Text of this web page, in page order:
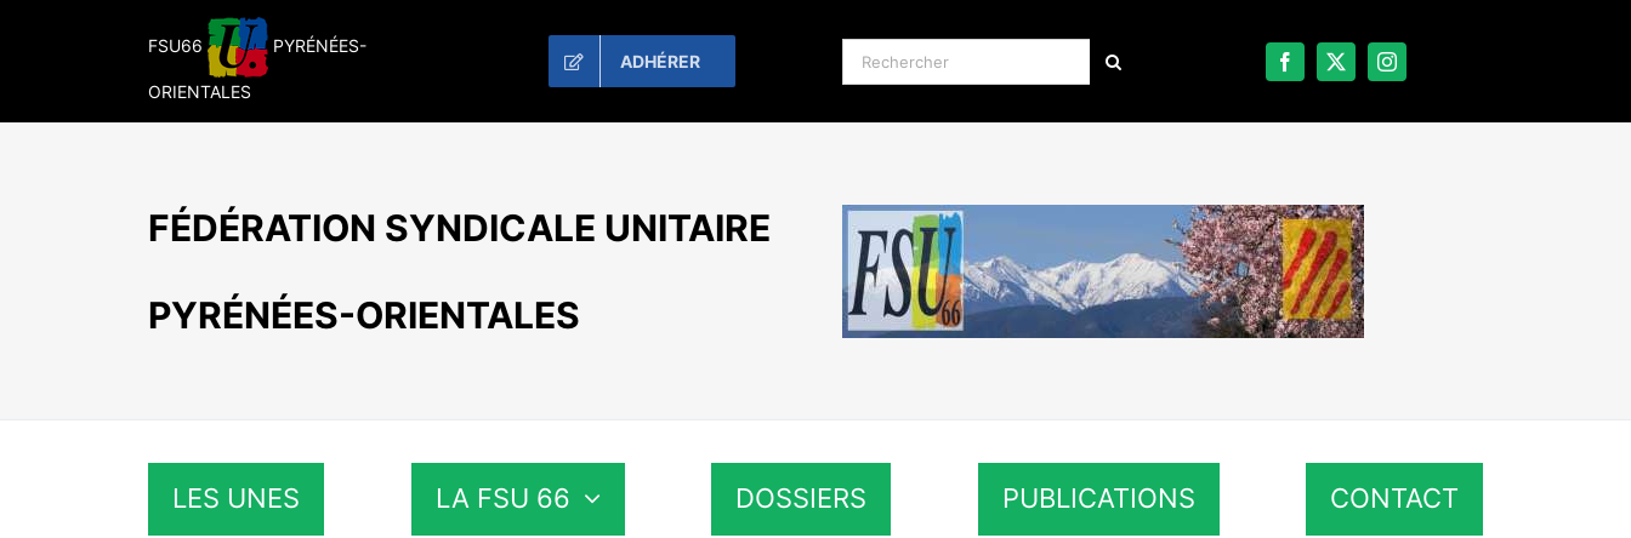
FSU66 PYRÉNÉES-
ORIENTALES
ADHÉRER Rechercher:
FÉDÉRATION SYNDICALE UNITAIRE
PYRÉNÉES-ORIENTALES
LES UNES LA FSU 66 DOSSIERS PUBLICATIONS CONTACT